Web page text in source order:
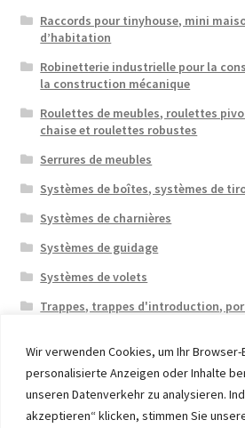
Wir verwenden Cookies, um Ihr
personalisierte Anzeigen oder Inhalte
unseren Datenverkehr zu analysieren.
akzeptieren“ klicken, stimmen Sie
Raccords pour tinyhouse, mini
d’habitation
Robinetterie industrielle pour la
la construction mécanique
Roulettes de meubles, roulettes
chaise et roulettes robustes
Serrures de meubles
Systèmes de boîtes, systèmes de
Systèmes de charnières
Systèmes de guidage
Systèmes de volets
Trappes, trappes d'introduction,